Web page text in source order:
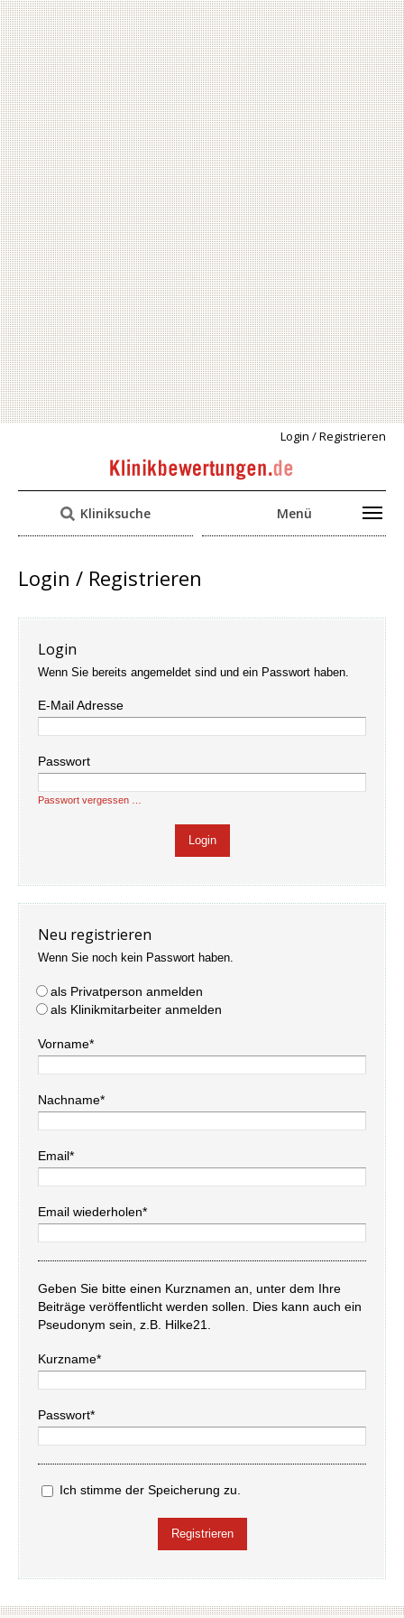
Login / Registrieren
Kliniksuche Menü
Login / Registrieren
Login
Wenn Sie bereits angemeldet sind und ein Passwort haben.
E-Mail Adresse
Passwort
Passwort vergessen …
Neu registrieren
Wenn Sie noch kein Passwort haben.
als Privatperson anmelden
als Klinikmitarbeiter anmelden
Vorname*
Nachname*
Email*
Email wiederholen*
Geben Sie bitte einen Kurznamen an, unter dem Ihre
Beiträge veröffentlicht werden sollen. Dies kann auch ein
Pseudonym sein, z.B. Hilke21.
Kurzname*
Passwort*
Ich stimme der Speicherung zu.